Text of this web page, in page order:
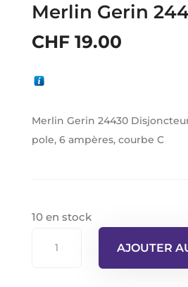
Merlin Gerin
CHF19.00
Merlin Gerin 24430
pole, 6 ampères, courbe C
10 en stock
AJOUTER